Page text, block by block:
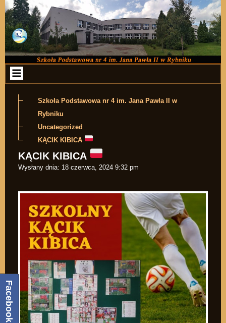
Przejdź do zawartości
Szkoła Podstawowa nr 4 im. Jana Pawła II w
Rybniku
Uncategorized
KĄCIK KIBICA
KĄCIK KIBICA
Wysłany dnia: 18 czerwca, 2024 9:32 pm
Facebook